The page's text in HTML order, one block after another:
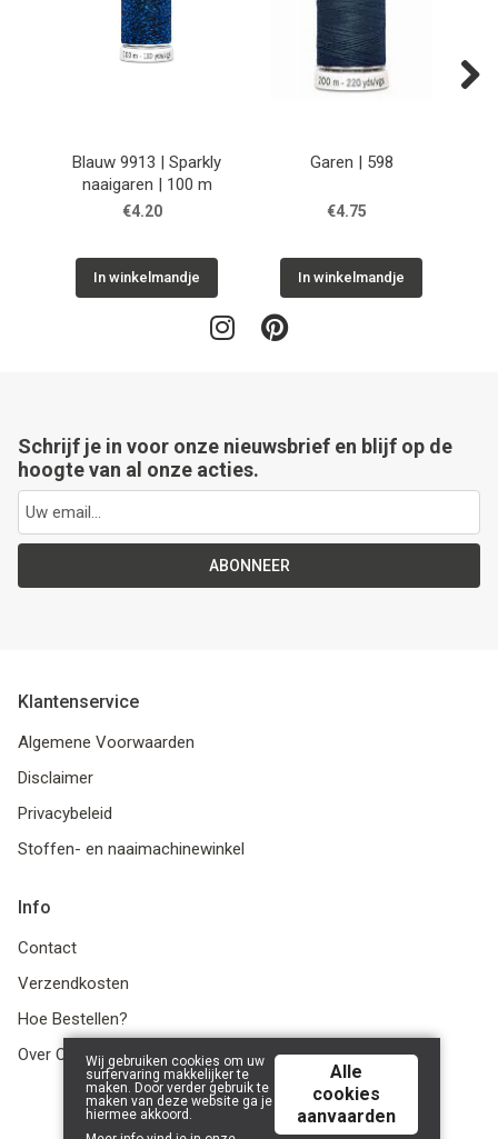
Blauw 9913 | Sparkly
naaigaren | 100 m
€4.20
In winkelmandje
Garen | 598
€4.75
In winkelmandje
Schrijf je in voor onze nieuwsbrief en blijf op de
hoogte van al onze acties.
ABONNEER
Klantenservice
Algemene Voorwaarden
Disclaimer
Privacybeleid
Stoffen- en naaimachinewinkel
Info
Contact
Verzendkosten
Hoe Bestellen?
Over Ons
© 2026 LanaLotta | Powered byTilroy.
Wij gebruiken cookies om uw
surfervaring makkelijker te
maken. Door verder gebruik te
maken van deze website ga je
hiermee akkoord.
Alle
cookies
aanvaarden